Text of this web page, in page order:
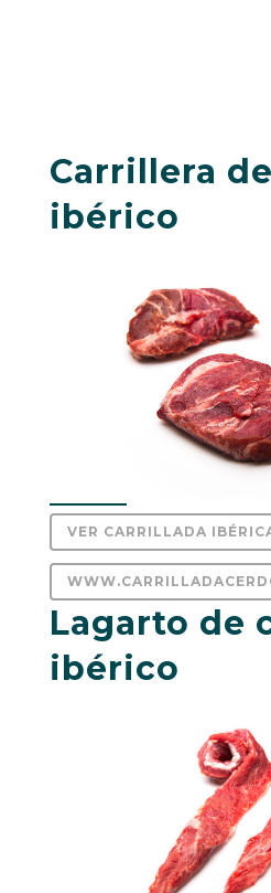
Carrillera
ibérico
VER CARRILLADA
Lagarto de
ibérico